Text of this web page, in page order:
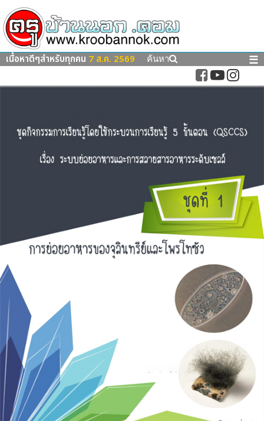
เนื้อหาดีๆสำหรับทุกคน 7 ส.ค. 2569 ค้นหา ☰